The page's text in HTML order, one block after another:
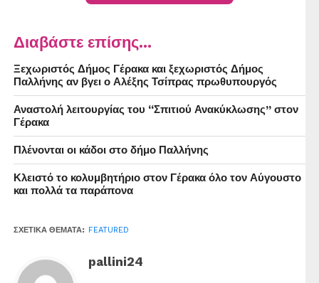
Διαβάστε επίσης...
Ξεχωριστός Δήμος Γέρακα και ξεχωριστός Δήμος
Παλλήνης αν βγει ο Αλέξης Τσίπρας πρωθυπουργός
Αναστολή λειτουργίας του “Σπιτιού Ανακύκλωσης” στον
Γέρακα
Πλένονται οι κάδοι στο δήμο Παλλήνης
Κλειστό το κολυμβητήριο στον Γέρακα όλο τον Αύγουστο
και πολλά τα παράπονα
ΣΧΕΤΙΚΆ ΘΈΜΑΤΑ: FEATURED
pallini24